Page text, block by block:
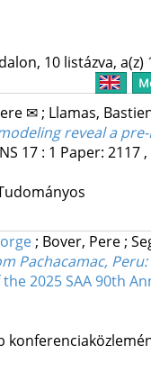
10 listázva,
✉; Llamas,
reveal a
17: 1 Paper: 2117
; Bover, Pere;
Pachacamac,
2025 SAA 90th